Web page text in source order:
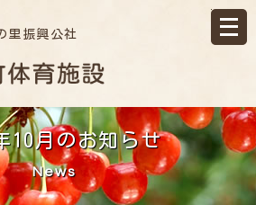
里振興公社
10月のお知らせ
News